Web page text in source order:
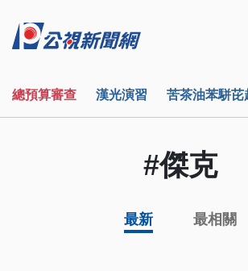
總預算審查 漢光演習 苦茶油苯駢芘
#傑克
最新 最相關